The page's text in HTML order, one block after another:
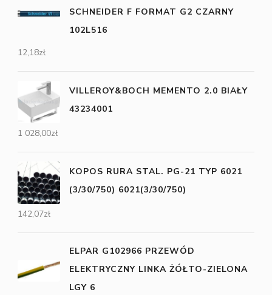
SCHNEIDER F FORMAT G2 CZARNY
102L516
12,18zł
VILLEROY&BOCH MEMENTO 2.0 BIAŁY
43234001
1 028,00zł
KOPOS RURA STAL. PG-21 TYP 6021
(3/30/750) 6021(3/30/750)
142,07zł
ELPAR G102966 PRZEWÓD
ELEKTRYCZNY LINKA ŻÓŁTO-ZIELONA
LGY 6